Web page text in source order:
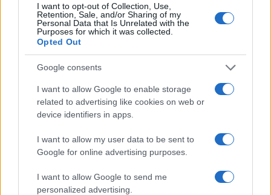
I want to opt-out of Collection, Use,
Retention, Sale, and/or Sharing of my
Personal Data that Is Unrelated with the
Purposes for which it was collected.
Opted Out
Google consents
I want to allow Google to enable storage
related to advertising like cookies on web or
device identifiers in apps.
I want to allow my user data to be sent to
Google for online advertising purposes.
I want to allow Google to send me
personalized advertising.